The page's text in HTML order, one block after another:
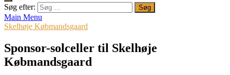
Søg efter:
Main Menu
Skelhøje Købmandsgaard
Sponsor-solceller til Skelhøje
Købmandsgaard